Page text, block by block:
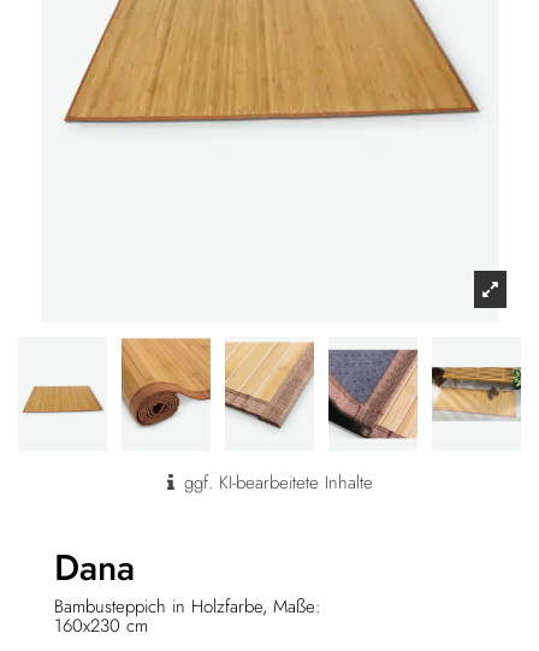
ggf. KI-bearbeitete Inhalte
Dana
Bambusteppich in Holzfarbe, Maße:
160x230 cm